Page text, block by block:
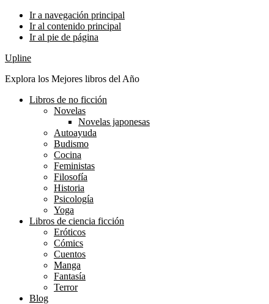
Ir a navegación principal
Ir al contenido principal
Ir al pie de página
Upline
Explora los Mejores libros del Año
Libros de no ficción
Novelas
Novelas japonesas
Autoayuda
Budismo
Cocina
Feministas
Filosofía
Historia
Psicología
Yoga
Libros de ciencia ficción
Eróticos
Cómics
Cuentos
Manga
Fantasía
Terror
Blog